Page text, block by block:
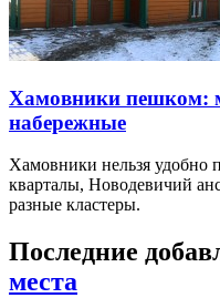
Хамовники пешком:
набережные
Хамовники нельзя удобно
кварталы, Новодевичий
разные кластеры.
Последние
места